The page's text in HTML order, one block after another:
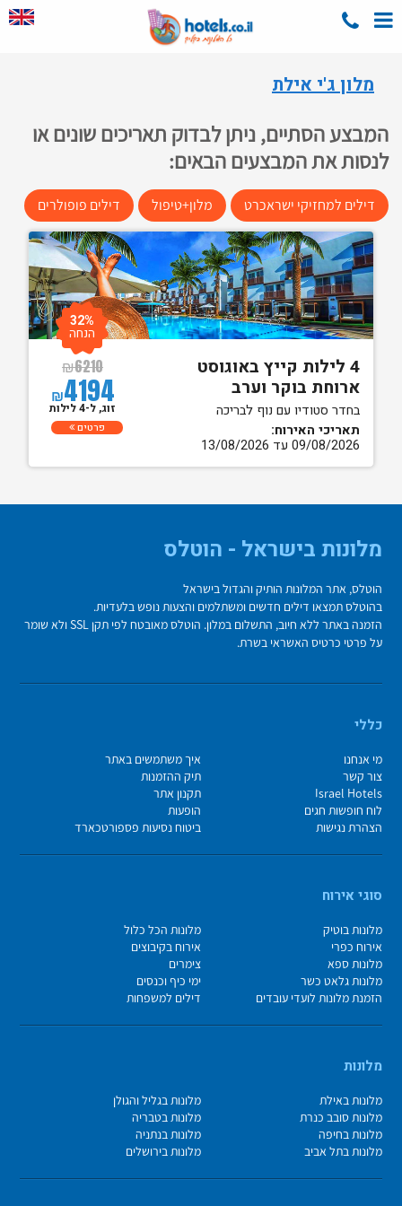
מלון ג'י אילת
המבצע הסתיים, ניתן לבדוק תאריכים שונים או
לנסות את המבצעים הבאים:
דילים למחזיקי ישראכרט מלון+טיפול דילים פופולרים
4 לילות קייץ באוגוסט
ארוחת בוקר וערב
בחדר סטודיו עם נוף לבריכה
תאריכי האירוח:
09/08/2026 עד 13/08/2026
₪6210
₪4194
32%
הנחה
זוג, ל-4 לילות
פרטים
מלונות בישראל - הוטלס
הוטלס, אתר המלונות הותיק והגדול בישראל
בהוטלס תמצאו דילים חדשים ומשתלמים והצעות נופש בלעדיות.
הזמנה באתר ללא חיוב, התשלום במלון. הוטלס מאובטח לפי תקן SSL ולא שומר
על פרטי כרטיס האשראי בשרת.
כללי
מי אנחנו
איך משתמשים באתר
צור קשר
תיק ההזמנות
Israel Hotels
תקנון אתר
לוח חופשות חגים
הופעות
הצהרת נגישות
ביטוח נסיעות פספורטכארד
סוגי אירוח
מלונות בוטיק
מלונות הכל כלול
אירוח כפרי
אירוח בקיבוצים
מלונות ספא
צימרים
מלונות גלאט כשר
ימי כיף וכנסים
הזמנת מלונות לועדי עובדים
דילים למשפחות
מלונות
מלונות באילת
מלונות בגליל והגולן
מלונות סובב כנרת
מלונות בטבריה
מלונות בחיפה
מלונות בנתניה
מלונות בתל אביב
מלונות בירושלים